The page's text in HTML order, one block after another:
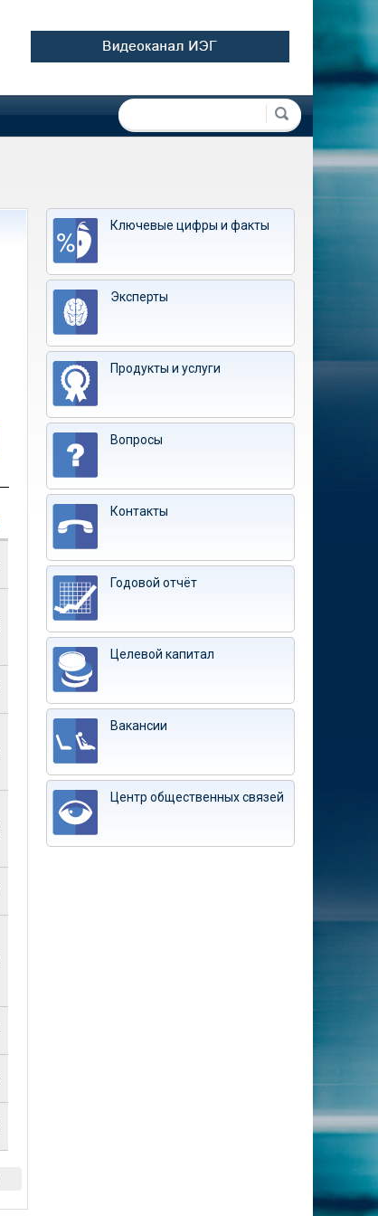
Форма поиска
Поиск
Ключевые цифры и факты
Эксперты
Продукты и услуги
Вопросы
Контакты
Годовой отчёт
Целевой капитал
Вакансии
Центр общественных связей